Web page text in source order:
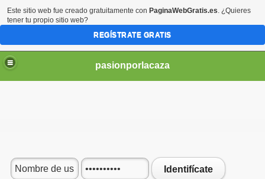
pasionporlacaza
Identifícate
Este sitio web fue creado gratuitamente con PaginaWebGratis.es. ¿Quieres
tener tu propio sitio web?
REGÍSTRATE GRATIS